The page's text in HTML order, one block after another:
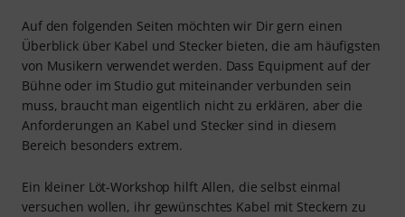
Auf den folgenden Seiten möchten wir Dir gern einen
Überblick über Kabel und Stecker bieten, die am häufigsten
von Musikern verwendet werden. Dass Equipment auf der
Bühne oder im Studio gut miteinander verbunden sein
muss, braucht man eigentlich nicht zu erklären, aber die
Anforderungen an Kabel und Stecker sind in diesem
Bereich besonders extrem.
Ein kleiner Löt-Workshop hilft Allen, die selbst einmal
versuchen wollen, ihr gewünschtes Kabel mit Steckern zu